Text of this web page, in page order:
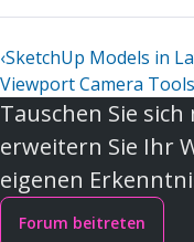
‹SketchUp Models in
Viewport Camera Tools
Tauschen Sie
erweitern Sie Ihr
eigenen
Forum beitreten